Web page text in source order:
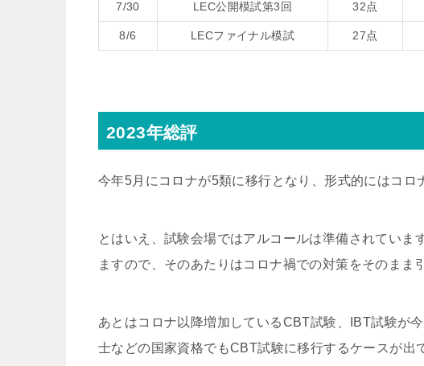
7/30 LEC公開模試第3回 32点
8/6 LECファイナル模試 27点
2023年総評
今年5月にコロナが5類に移行となり、形式的にはコロ
とはいえ、試験会場ではアルコールは準備されてい
ますので、そのあたりはコロナ禍での対策をそのまま
あとはコロナ以降増加しているCBT試験、IBT試験が
士などの国家資格でもCBT試験に移行するケースが